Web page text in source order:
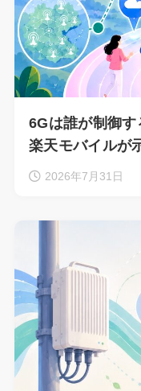
6Gは誰が制御す
楽天モバイルが
2026年7月31日